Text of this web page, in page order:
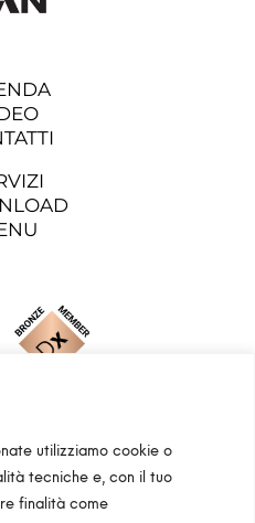
utilizziamo cookie o
tecniche e, con il tuo
finalità come
FESR 2021 -